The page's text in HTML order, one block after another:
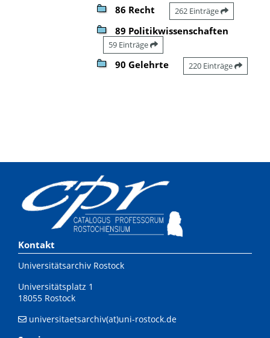
86 Recht 262 Einträge
89 Politikwissenschaften
59 Einträge
90 Gelehrte 220 Einträge
Kontakt
Universitätsarchiv Rostock
Universitätsplatz 1
18055 Rostock
universitaetsarchiv(at)uni-rostock.de